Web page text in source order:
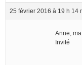
25 février 2016 à 19 h 14
Anne,
Invité